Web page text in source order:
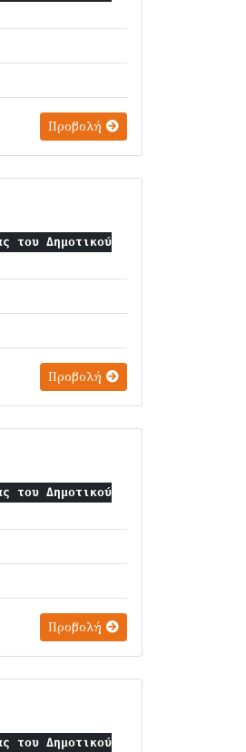
Προβολή
του Δημοτικού
Προβολή
του Δημοτικού
Προβολή
του Δημοτικού